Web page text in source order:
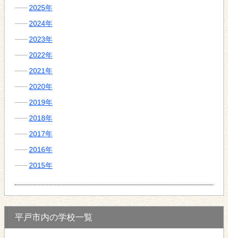
2025年
2024年
2023年
2022年
2021年
2020年
2019年
2018年
2017年
2016年
2015年
平戸市内の学校一覧